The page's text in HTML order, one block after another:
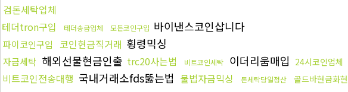
검돈세탁업체
테더tron구입
테더송금업체 모든코인구입 바이낸스코인삽니다
파이코인구입 코인현금직거래 횡령믹싱
자금세탁 해외선물현금인출 trc20사는법 비트코인세탁 이더리움매입 24시코인업체
비트코인전송대행 국내거래소fds뚫는법 불법자금믹싱 돈세탁당일정산 골드바현금화